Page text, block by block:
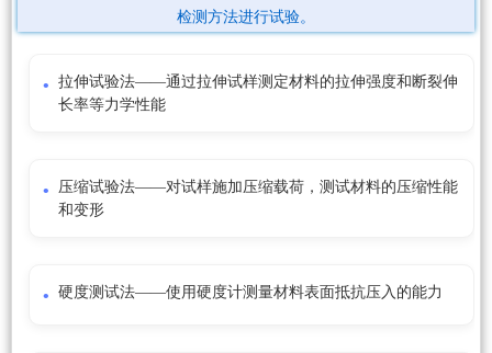
检测方法进行试验。
拉伸试验法——通过拉伸试样测定材料的拉伸强度和断裂伸
长率等力学性能
压缩试验法——对试样施加压缩载荷，测试材料的压缩性能
和变形
硬度测试法——使用硬度计测量材料表面抵抗压入的能力